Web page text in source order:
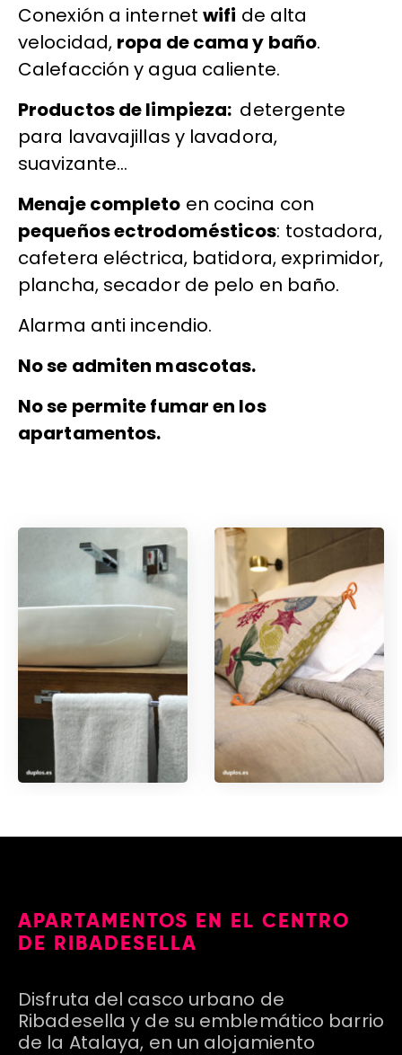
Conexión a internet wifi de alta
velocidad, ropa de cama y baño.
Calefacción y agua caliente.
Productos de limpieza: detergente
para lavavajillas y lavadora,
suavizante…
Menaje completo en cocina con
pequeños ectrodomésticos: tostadora,
cafetera eléctrica, batidora, exprimidor,
plancha, secador de pelo en baño.
Alarma anti incendio.
No se admiten mascotas.
No se permite fumar en los
apartamentos.
APARTAMENTOS EN EL CENTRO
DE RIBADESELLA
Disfruta del casco urbano de
Ribadesella y de su emblemático barrio
de la Atalaya, en un alojamiento